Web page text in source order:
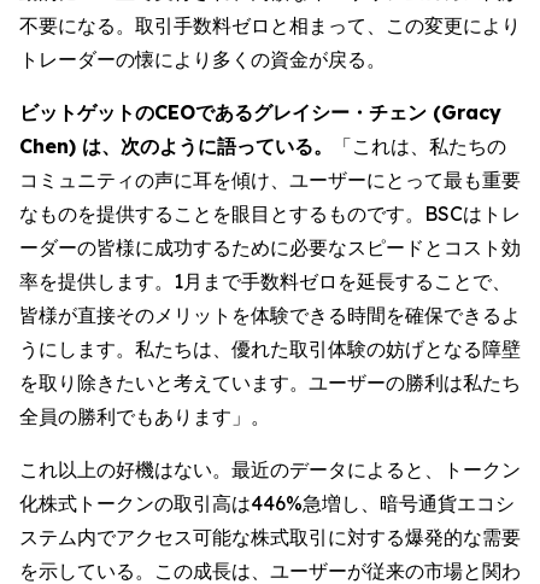
不要になる。取引手数料ゼロと相まって、この変更により
トレーダーの懐により多くの資金が戻る。
ビットゲットのCEOであるグレイシー・チェン (Gracy
Chen) は、次のように語っている。
「これは、私たちの
コミュニティの声に耳を傾け、ユーザーにとって最も重要
なものを提供することを眼目とするものです。BSCはトレ
ーダーの皆様に成功するために必要なスピードとコスト効
率を提供します。1月まで手数料ゼロを延長することで、
皆様が直接そのメリットを体験できる時間を確保できるよ
うにします。私たちは、優れた取引体験の妨げとなる障壁
を取り除きたいと考えています。ユーザーの勝利は私たち
全員の勝利でもあります」。
これ以上の好機はない。最近のデータによると、トークン
化株式トークンの取引高は446%急増し、暗号通貨エコシ
ステム内でアクセス可能な株式取引に対する爆発的な需要
を示している。この成長は、ユーザーが従来の市場と関わ